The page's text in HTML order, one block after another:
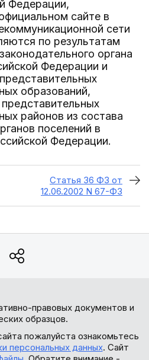
Федерации,
сайте в
сети
по результатам
органа
Федерации и
образований,
районов из состава
поселений в
Федерации.
Статья 36 ФЗ от
12.06.2002 N 67-ФЗ
правовых документов и
образцов.
пожалуйста ознакомьтесь
персональных данных. Сайт